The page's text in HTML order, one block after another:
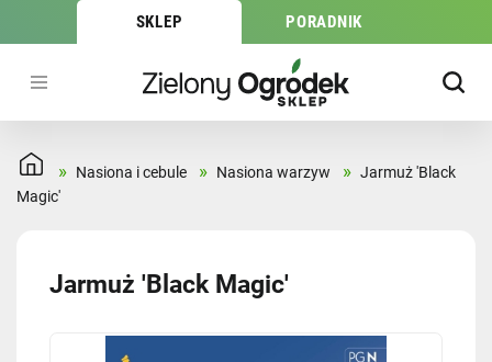
SKLEP PORADNIK
» Nasiona i cebule » Nasiona warzyw » Jarmuż 'Black
Magic'
Jarmuż 'Black Magic'